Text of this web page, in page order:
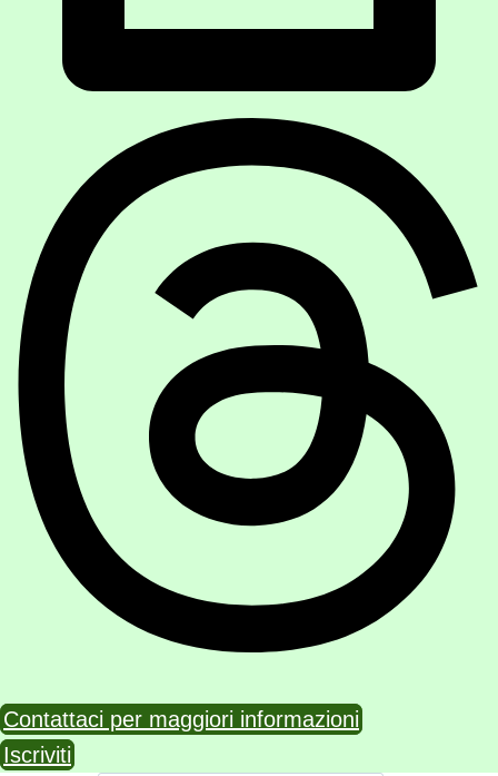
Contattaci per maggiori informazioni
Iscriviti